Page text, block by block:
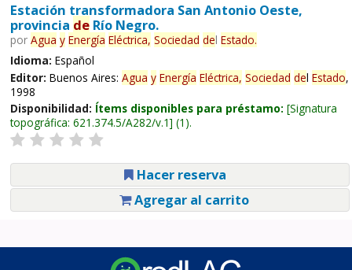
Estación transformadora San Antonio Oeste,
provincia deRío Negro.
por Agua y Energía Eléctrica, Sociedad del Estado.
Idioma: Español
Editor: Buenos Aires: Agua y Energía Eléctrica, Sociedad del Estado,
1998
Disponibilidad: Ítems disponibles para préstamo: Signatura
topográfica: 621.374.5/A282/v.1 (1).
Hacer reserva
Agregar al carrito